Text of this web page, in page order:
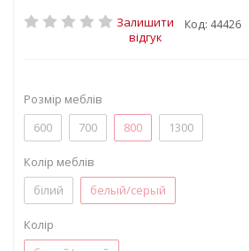
Залишити
відгук
Код: 44426
Розмір меблів
600
700 800 1300
Колір меблів
білий
белый/серый
Колір